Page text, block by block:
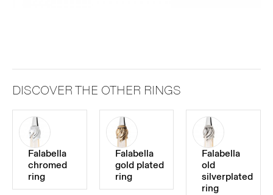
DISCOVER THE OTHER RINGS
Falabella
chromed
ring
Falabella
gold plated
ring
Falabella
old
silverplated
ring